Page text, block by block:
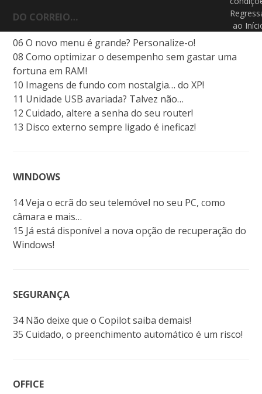
DO CORREIO…
06 O novo menu é grande? Personalize-o!
08 Como optimizar o desempenho sem gastar uma
fortuna em RAM!
10 Imagens de fundo com nostalgia… do XP!
11 Unidade USB avariada? Talvez não…
12 Cuidado, altere a senha do seu router!
13 Disco externo sempre ligado é ineficaz!
WINDOWS
14 Veja o ecrã do seu telemóvel no seu PC, como
câmara e mais…
15 Já está disponível a nova opção de recuperação do
Windows!
SEGURANÇA
34 Não deixe que o Copilot saiba demais!
35 Cuidado, o preenchimento automático é um risco!
OFFICE
ao